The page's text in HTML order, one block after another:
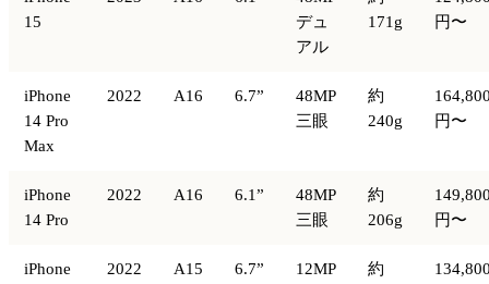
15
デュ
アル
171g
円〜
iPhone
14 Pro
Max
2022 A16 6.7”
48MP
三眼
約
240g
円〜
iPhone
14 Pro
2022 A16 6.1”
48MP
三眼
約
206g
円〜
iPhone
2022 A15 6.7”
12MP
約